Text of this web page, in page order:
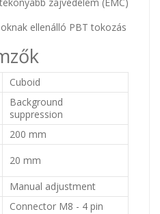
ellenálló PBT tokozás
Cuboid
Background
suppression
200 mm
20 mm
Manual adjustment
Connector M8 - 4 pin